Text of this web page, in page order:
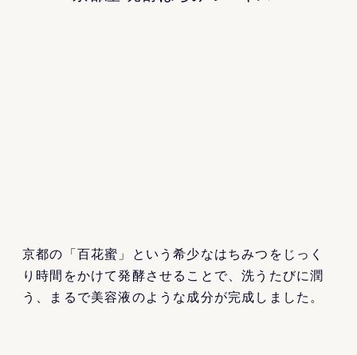
京都の「百花蜜」という希少なはちみつをじっく
り時間をかけて発酵させることで、洗うたびに潤
う、まるで美容液のような成分が完成しました。